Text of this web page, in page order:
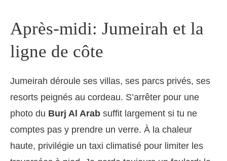
Après-midi: Jumeirah et la
ligne de côte
Jumeirah déroule ses villas, ses parcs privés, ses
resorts peignés au cordeau. S’arrêter pour une
photo du Burj Al Arab suffit largement si tu ne
comptes pas y prendre un verre. À la chaleur
haute, privilégie un taxi climatisé pour limiter les